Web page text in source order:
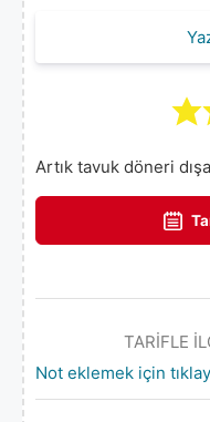
Artık tavuk döneri
TARİFLE
Not eklemek için